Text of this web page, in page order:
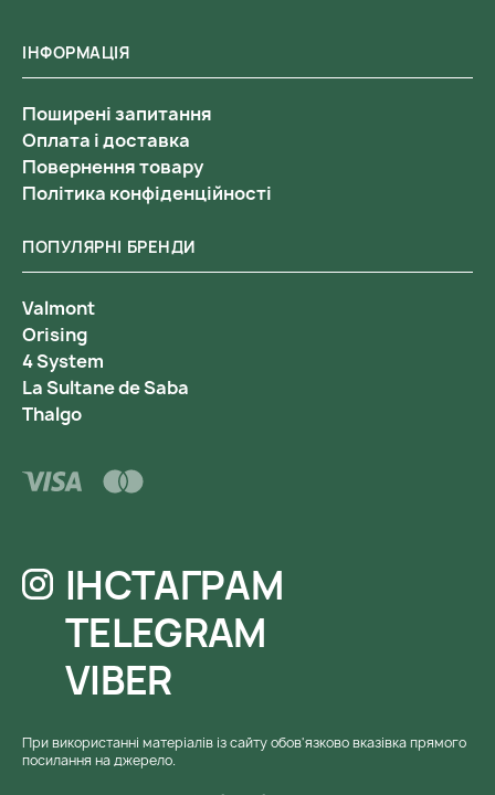
ІНФОРМАЦІЯ
Поширені запитання
Оплата і доставка
Повернення товару
Політика конфіденційності
ПОПУЛЯРНІ БРЕНДИ
Valmont
Orising
4 System
La Sultane de Saba
Thalgo
ІНСТАГРАМ
TELEGRAM
VIBER
При використанні матеріалів із сайту обов'язково вказівка ​​прямого
посилання на джерело.